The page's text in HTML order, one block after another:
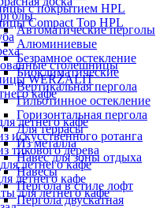
Автоматические перголы
Алюминиевые
Безрамное остекление
Биоклиматические
Вертикальная пергола
Гильотинное остекление
Горизонтальная пергола
Для террасы
Из металла
Навес для зоны отдыха
Навесы
Пергола в стиле лофт
Пергола двускатная
с покрытием HPL
Сompact Top HPL
столешницы
WERZALIT
кафе
летнего кафе
искусственного ротанга
тикового дерева
летнего кафе
летнего кафе
для летнего кафе